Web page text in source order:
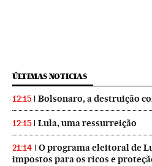
ÚLTIMAS NOTICIAS
12:15 Bolsonaro, a destruição
12:15 Lula, uma ressurreição
21:14
O programa eleitoral de
impostos para os ricos e